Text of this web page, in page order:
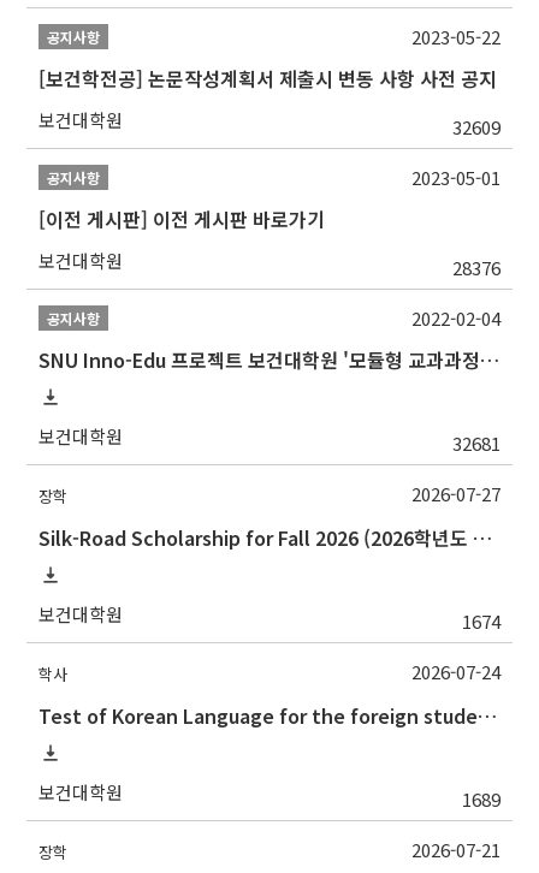
공지사항
[보건학전공] 논문작성계획서 제출시 변동 사항 사전 공지
보건대학원 32609
2023-05-22
공지사항
[이전 게시판] 이전 게시판 바로가기
보건대학원 28376
2023-05-01
공지사항
SNU Inno-Edu 프로젝트 보건대학원 '모듈형 교과과정' 안내(revised 2022/2/28)
보건대학원 32681
2022-02-04
장학
Silk-Road Scholarship for Fall 2026 (2026학년도 2학기‘실크로드 장학사업' 안내)
보건대학원 1674
2026-07-27
학사
Test of Korean Language for the foreign students(the 2nd semester, 2026) 2026.2학기 외국인학생의 한국어시험 실시 안내(논문제출자격시험)
보건대학원 1689
2026-07-24
장학 2026-07-21